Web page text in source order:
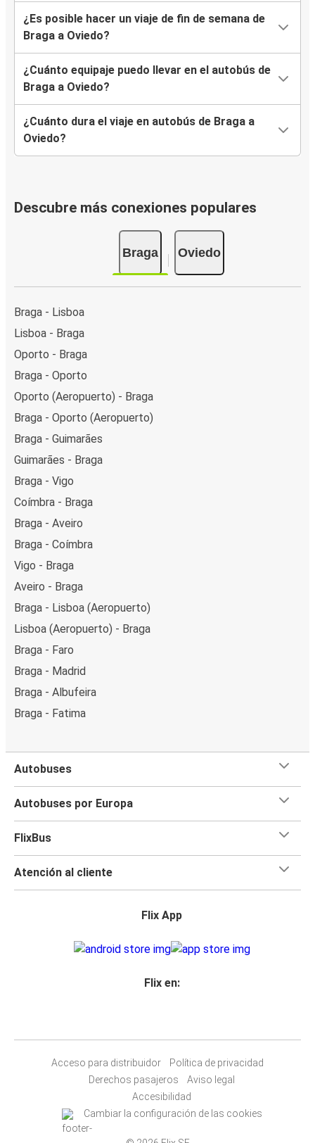
¿Es posible hacer un viaje de fin de semana de
Braga a Oviedo?
¿Cuánto equipaje puedo llevar en el autobús de
Braga a Oviedo?
¿Cuánto dura el viaje en autobús de Braga a
Oviedo?
Descubre más conexiones populares
Braga Oviedo
Braga - Lisboa
Lisboa - Braga
Oporto - Braga
Braga - Oporto
Oporto (Aeropuerto) - Braga
Braga - Oporto (Aeropuerto)
Braga - Guimarães
Guimarães - Braga
Braga - Vigo
Coímbra - Braga
Braga - Aveiro
Braga - Coímbra
Vigo - Braga
Aveiro - Braga
Braga - Lisboa (Aeropuerto)
Lisboa (Aeropuerto) - Braga
Braga - Faro
Braga - Madrid
Braga - Albufeira
Braga - Fatima
Autobuses
Autobuses por Europa
FlixBus
Atención al cliente
Flix App
Flix en:
Acceso para distribuidor
Política de privacidad
Derechos pasajeros
Aviso legal
Accesibilidad
Cambiar la configuración de las cookies